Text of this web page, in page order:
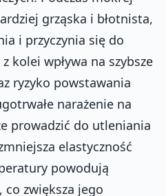
grząska i błotnista,
i przyczynia się do
kolei wpływa na szybsze
ryzyko powstawania
narażenie na
prowadzić do utleniania
elastyczność
powodują
zwiększa jego